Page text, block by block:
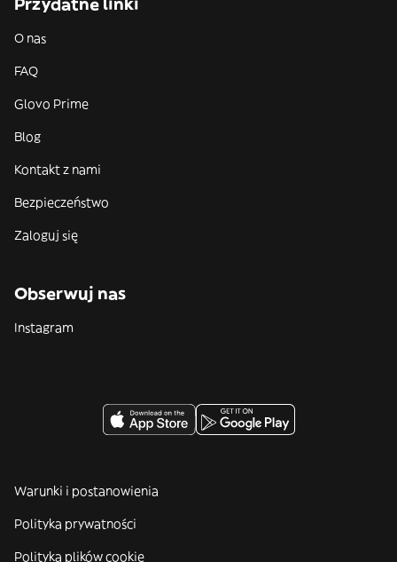
O nas
FAQ
Glovo Prime
Blog
Kontakt z nami
Bezpieczeństwo
Zaloguj się
Obserwuj nas
Instagram
Warunki i postanowienia
Polityka prywatności
Polityka plików cookie